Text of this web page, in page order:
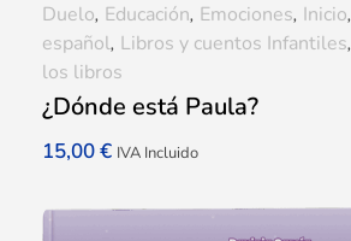
¿Dónde está Paula?
15,00€ IVA Incluido
Duelo, Educación, Emociones, Inicio,
español, Libros y cuentos Infantiles,
los libros